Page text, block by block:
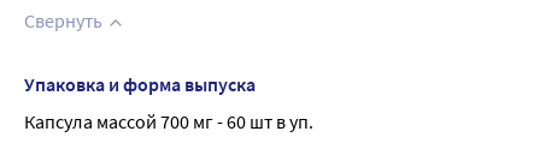
Свернуть
Упаковка и форма выпуска
Капсула массой 700 мг - 60 шт в уп.